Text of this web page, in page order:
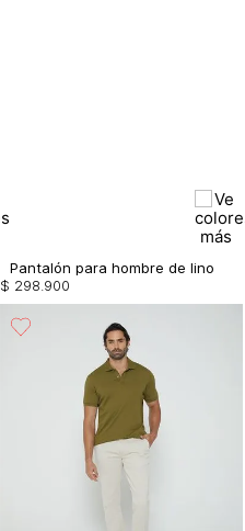
Pantalón para hombre de lino
$ 298 900